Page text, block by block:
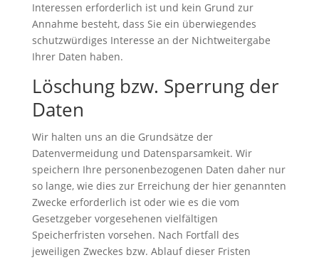
Interessen erforderlich ist und kein Grund zur
Annahme besteht, dass Sie ein überwiegendes
schutzwürdiges Interesse an der Nichtweitergabe
Ihrer Daten haben.
Löschung bzw. Sperrung der
Daten
Wir halten uns an die Grundsätze der
Datenvermeidung und Datensparsamkeit. Wir
speichern Ihre personenbezogenen Daten daher nur
so lange, wie dies zur Erreichung der hier genannten
Zwecke erforderlich ist oder wie es die vom
Gesetzgeber vorgesehenen vielfältigen
Speicherfristen vorsehen. Nach Fortfall des
jeweiligen Zweckes bzw. Ablauf dieser Fristen